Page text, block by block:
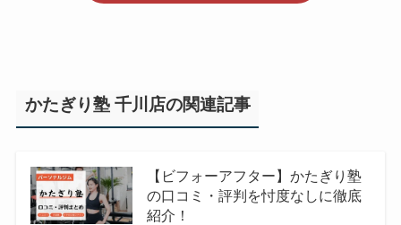
かたぎり塾 千川店の関連記事
【ビフォーアフター】かたぎり塾
の口コミ・評判を忖度なしに徹底
紹介！